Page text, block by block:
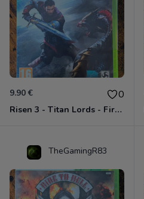
9.90 € 0
Risen 3 - Titan Lords - First Edition Xbox 360
TheGamingR83